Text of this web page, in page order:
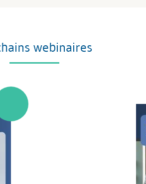
webinaires